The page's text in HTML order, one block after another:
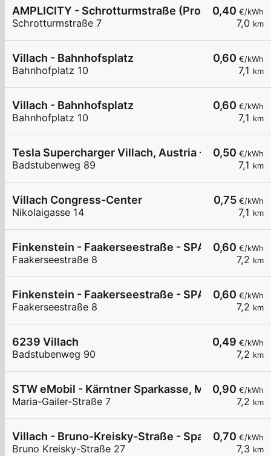
0,40 €/kWh
7,0 km
AMPLICITY - Schrotturmstraße (Probst GmbH)
Schrotturmstraße 7
0,60 €/kWh
7,1 km
Villach - Bahnhofsplatz
Bahnhofplatz 10
0,60 €/kWh
7,1 km
Villach - Bahnhofsplatz
Bahnhofplatz 10
0,50 €/kWh
7,1 km
Tesla Supercharger Villach, Austria - West
Badstubenweg 89
0,75 €/kWh
7,1 km
Villach Congress-Center
Nikolaigasse 14
0,60 €/kWh
7,2 km
Finkenstein - Faakerseestraße - SPAR
Faakerseestraße 8
0,60 €/kWh
7,2 km
Finkenstein - Faakerseestraße - SPAR
Faakerseestraße 8
0,49 €/kWh
7,2 km
6239 Villach
Badstubenweg 90
0,90 €/kWh
7,2 km
STW eMobil - Kärntner Sparkasse, Maria-Gailer-
Maria-Gailer-Straße 7
0,70 €/kWh
7,3 km
Villach - Bruno-Kreisky-Straße - Spar
Bruno Kreisky-Straße 27